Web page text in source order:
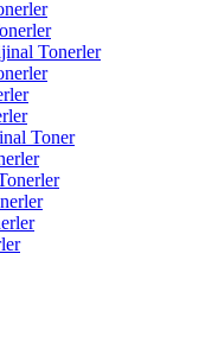
Tonerler
Toner